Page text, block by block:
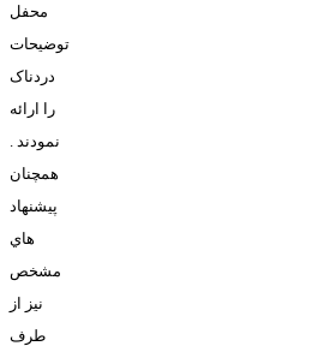
محفل
توضيحات
دردناک
را ارائه
نمودند .
همچنان
پيشنهاد
هاي
مشخص
نيز از
طرف